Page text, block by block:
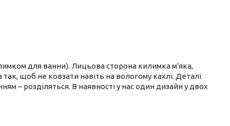
для ванни). Лицьова сторона килимка м'яка,
щоб не ковзати навіть на вологому кахлі. Деталі
– розділяться. В наявності у нас один дизайн у двох